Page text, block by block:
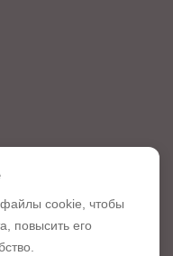
cookie, чтобы
повысить его